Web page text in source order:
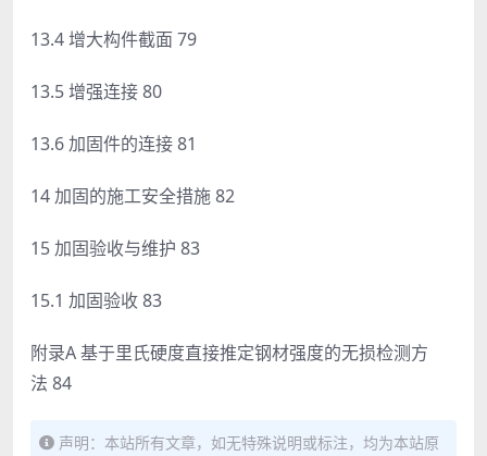
13.4 增大构件截面 79
13.5 增强连接 80
13.6 加固件的连接 81
14 加固的施工安全措施 82
15 加固验收与维护 83
15.1 加固验收 83
附录A 基于里氏硬度直接推定钢材强度的无损检测方
法 84
声明：本站所有文章，如无特殊说明或标注，均为本站原